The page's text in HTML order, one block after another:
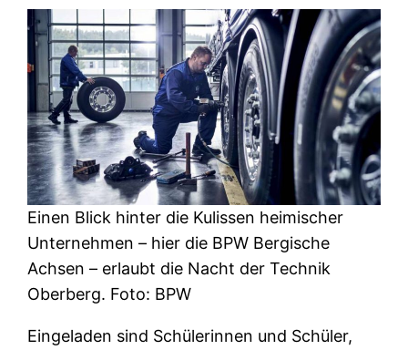
Einen Blick hinter die Kulissen heimischer
Unternehmen – hier die BPW Bergische
Achsen – erlaubt die Nacht der Technik
Oberberg. Foto: BPW
Eingeladen sind Schülerinnen und Schüler,